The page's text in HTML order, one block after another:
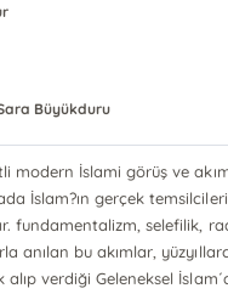
Büyükduru
modern İslami görüş ve
İslam?ın gerçek
fundamentalizm, selefilik,
anılan bu akımlar,
verdiği Geleneksel